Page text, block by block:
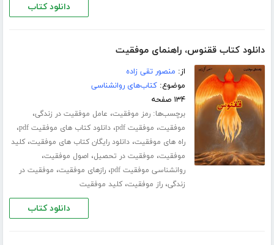
دانلود کتاب
دانلود کتاب ققنوس، راهنمای موفقیت
از: منصور تقی زاده
موضوع:کتاب‌های روانشناسی
۱۳۴ صفحه
برچسب‌ها:رمز موفقیت، عامل موفقیت در زندگی،
موفقیت، موفقیت pdf ،دانلود کتاب های موفقیت pdf ،
راه های موفقیت،دانلود رایگان کتاب های موفقیت،کلید
موفقیت، موفقیت در تحصیل، اصول موفقیت،
روانشناسی موفقیت pdf ،رازهای موفقیت، موفقیت در
زندگی،راز موفقیت،کلید موفقیت
دانلود کتاب